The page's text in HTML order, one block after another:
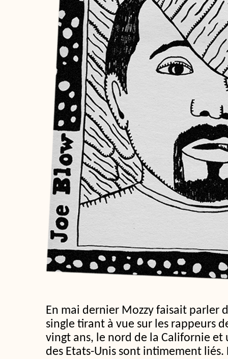
En mai dernier Mozzy faisait parler
single tirant à vue sur les rappeurs
vingt ans, le nord de la Californie
des Etats-Unis sont intimement liés.